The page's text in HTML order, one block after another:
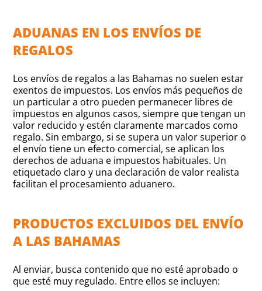
ADUANAS EN LOS ENVÍOS DE
REGALOS
Los envíos de regalos a las Bahamas no suelen estar
exentos de impuestos. Los envíos más pequeños de
un particular a otro pueden permanecer libres de
impuestos en algunos casos, siempre que tengan un
valor reducido y estén claramente marcados como
regalo. Sin embargo, si se supera un valor superior o
el envío tiene un efecto comercial, se aplican los
derechos de aduana e impuestos habituales. Un
etiquetado claro y una declaración de valor realista
facilitan el procesamiento aduanero.
PRODUCTOS EXCLUIDOS DEL ENVÍO
A LAS BAHAMAS
Al enviar, busca contenido que no esté aprobado o
que esté muy regulado. Entre ellos se incluyen: